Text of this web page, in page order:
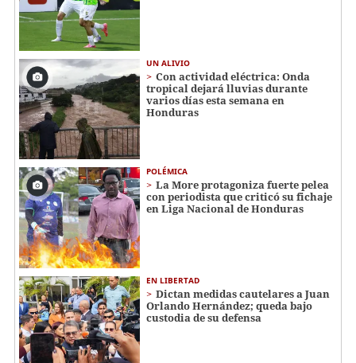
UN ALIVIO
Con actividad eléctrica: Onda
tropical dejará lluvias durante
varios días esta semana en
Honduras
POLÉMICA
La More protagoniza fuerte pelea
con periodista que criticó su fichaje
en Liga Nacional de Honduras
EN LIBERTAD
Dictan medidas cautelares a Juan
Orlando Hernández; queda bajo
custodia de su defensa